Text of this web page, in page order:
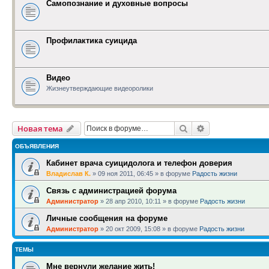
Самопознание и духовные вопросы
Профилактика суицида
Видео
Жизнеутверждающие видеоролики
Новая тема Поиск
ОБЪЯВЛЕНИЯ
Кабинет врача суицидолога и телефон доверия
Владислав К. » 09 ноя 2011, 06:45 » в форуме Радость жизни
Связь с администрацией форума
Администратор » 28 апр 2010, 10:11 » в форуме Радость жизни
Личные сообщения на форуме
Администратор » 20 окт 2009, 15:08 » в форуме Радость жизни
ТЕМЫ
Мне вернули желание жить!